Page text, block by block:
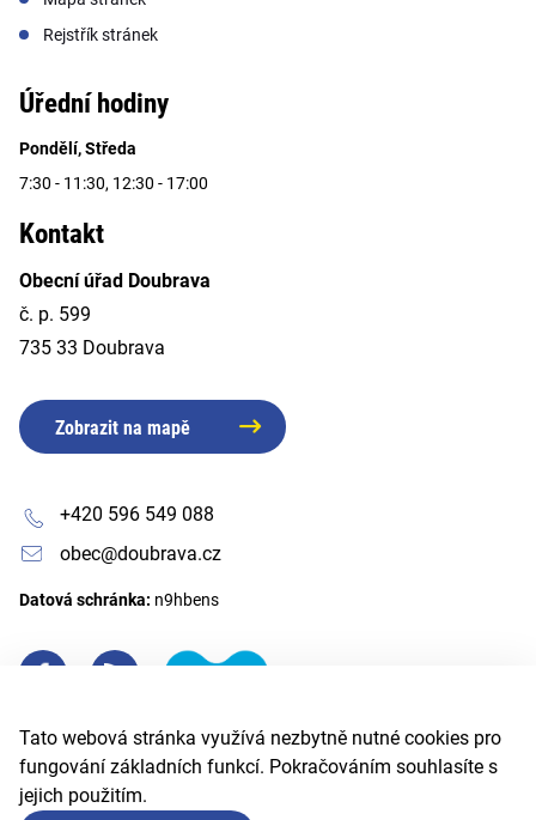
Tato webová stránka využívá nezbytně nutné cookies pro
fungování základních funkcí. Pokračováním souhlasíte s
jejich použitím.
Rejstřík stránek
Úřední hodiny
Pondělí, Středa
7:30 - 11:30, 12:30 - 17:00
Kontakt
Obecní úřad Doubrava
č. p. 599
735 33 Doubrava
Zobrazit na mapě
+420 596 549 088
obec@doubrava.cz
Datová schránka: n9hbens